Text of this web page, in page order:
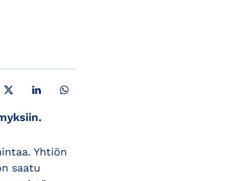
FACEBOOKISSA
JAA X:SSÄ JAA LINKEDINISSÄ
Yhtiön
saatu